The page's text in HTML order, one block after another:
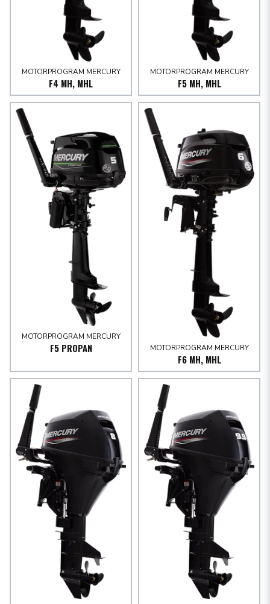
MOTORPROGRAM MERCURY
F4 MH, MHL
MOTORPROGRAM MERCURY
F5 MH, MHL
MOTORPROGRAM MERCURY
F5 PROPAN MOTORPROGRAM MERCURY
F6 MH, MHL